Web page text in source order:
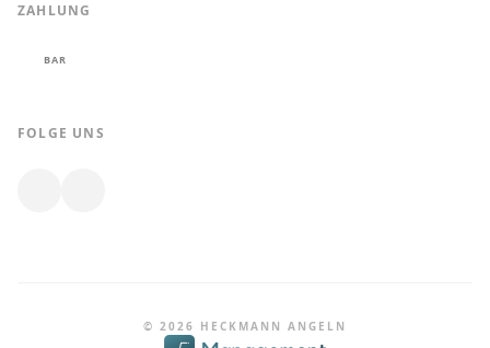
ZAHLUNG
BAR
FOLGE UNS
© 2026 HECKMANN ANGELN